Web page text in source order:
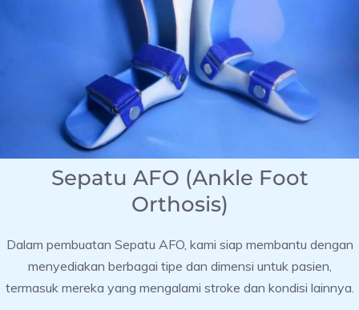
Sepatu AFO (Ankle Foot
Orthosis)
Dalam pembuatan Sepatu AFO, kami siap membantu dengan
menyediakan berbagai tipe dan dimensi untuk pasien,
termasuk mereka yang mengalami stroke dan kondisi lainnya.